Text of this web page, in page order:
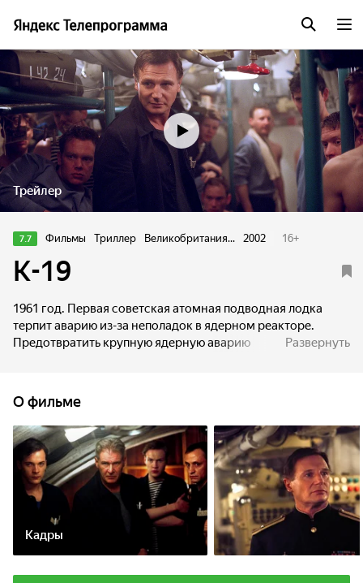
Трейлер
7.7 Фильмы Триллер Великобритания... 2002 16+
К-19
1961 год. Первая советская атомная подводная лодка
терпит аварию из-за неполадок в ядерном реакторе.
Предотвратить крупную ядерную аварию
Вострикова.
Развернуть
О фильме
Кадры